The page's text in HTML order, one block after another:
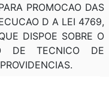
PROMOCAO DAS
D A LEI 4769,
DISPOE SOBRE O
DE TECNICO DE